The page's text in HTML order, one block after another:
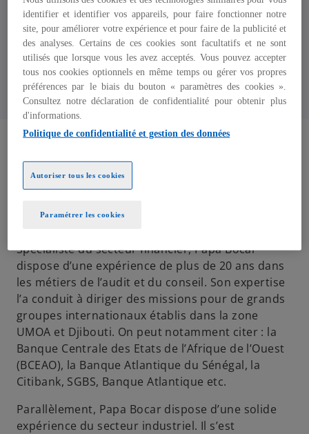
Associé Audit
KPMG au Sénégal
mail
diplômé inscrit à l’ONECCA du Sénégal. Il est
l’associé responsable du département « Financial
en 2004.
Spécialiste du secteur financier, Papa Bocar
dispose d’une expérience de plus de 20 ans dans
les métiers de l’audit et du conseil. Son expertise
l’a conduit à diriger des missions pour de grands
groupes internationaux établis dans la zone
UMOA et Djibouti. On peut notamment citer : la
Banque Centrale des Etats de l’Afrique de l’Ouest
(BCEAO), la Banque Atlantique du Sénégal, la
Citibank, SGBS, Banque Atlantique etc.
Parallèlement, Papa Bocar dispose d’une solide
expérience du secteur industriel. Il s’est
identifier et identifier vos appareils, pour faire fonctionner notre
site, pour améliorer votre expérience et pour faire de la publicité et
des analyses. Certains de ces cookies sont facultatifs et ne sont
utilisés que lorsque vous les avez acceptés. Vous pouvez accepter
tous nos cookies optionnels en même temps ou gérer vos propres
préférences par le biais du bouton « paramètres des cookies ».
Consultez notre déclaration de confidentialité pour obtenir plus
d'informations.
Politique de confidentialité et gestion des données
Paramétrer les cookies
Autoriser tous les cookies